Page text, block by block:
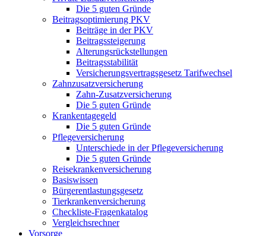
Die 5 guten Gründe
Beitragsoptimierung PKV
Beiträge in der PKV
Beitragssteigerung
Alterungsrückstellungen
Beitragsstabilität
Versicherungsvertragsgesetz Tarifwechsel
Zahnzusatzversicherung
Zahn-Zusatzversicherung
Die 5 guten Gründe
Krankentagegeld
Die 5 guten Gründe
Pflegeversicherung
Unterschiede in der Pflegeversicherung
Die 5 guten Gründe
Reisekrankenversicherung
Basiswissen
Bürgerentlastungsgesetz
Tierkrankenversicherung
Checkliste-Fragenkatalog
Vergleichsrechner
Vorsorge